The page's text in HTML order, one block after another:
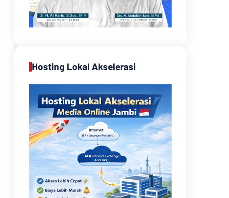
Hosting Lokal Akselerasi